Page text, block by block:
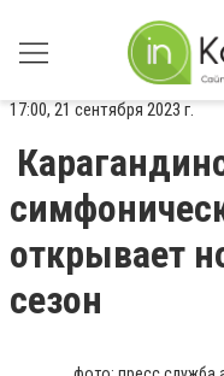
17:00, 21 сентября 2023 г.
открывает
сезон